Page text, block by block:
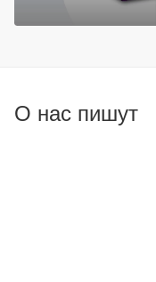
О нас пишут